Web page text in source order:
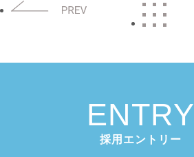
ENTRY
採用エントリー